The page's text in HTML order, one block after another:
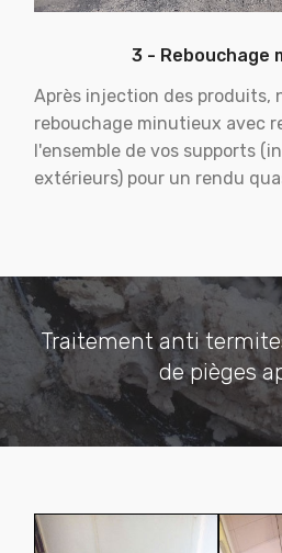
3 - Rebouchage
Après injection des produits,
rebouchage minutieux avec
l'ensemble de vos supports
extérieurs) pour un rendu
Traitement anti
de pièges